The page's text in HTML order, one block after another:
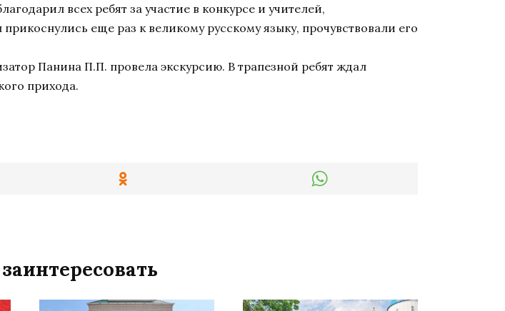
всех ребят за участие в конкурсе и учителей,
еще раз к великому русскому языку, прочувствовали его
Панина П.П. провела экскурсию. В трапезной ребят ждал
прихода.